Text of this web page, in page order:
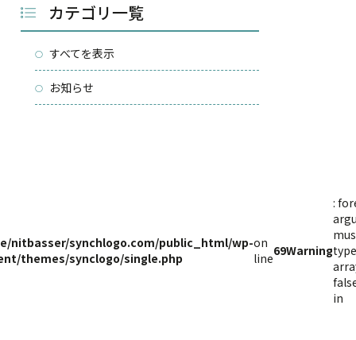
nitbasser/synchlogo.com/public_html/wp-
themes/synclogo/single.php
on
line69Warning
:
type
in
カテゴリ一覧
すべてを表示
お知らせ